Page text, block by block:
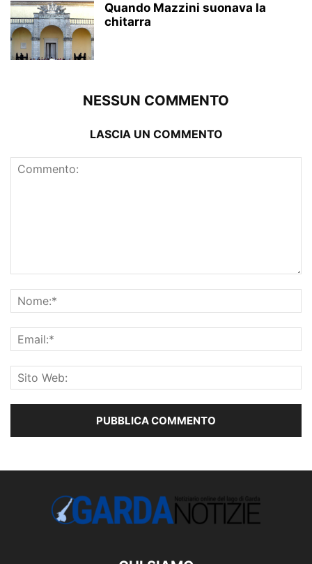
Quando Mazzini suonava la
chitarra
NESSUN COMMENTO
LASCIA UN COMMENTO